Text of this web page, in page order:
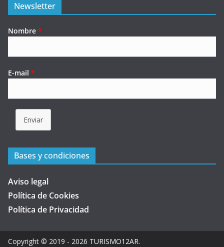
Newsletter
Nombre *
E-mail *
Enviar
Bases y condiciones
Aviso legal
Política de Cookies
Política de Privacidad
Copyright © 2019 - 2026 TURISMO12AR.